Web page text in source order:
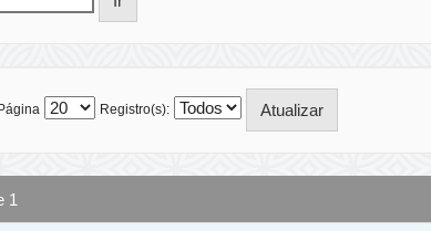
Registro(s):
1